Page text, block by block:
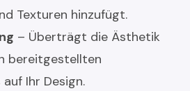
Texturen hinzufügt.
– Überträgt die Ästhetik
bereitgestellten
Ihr Design.